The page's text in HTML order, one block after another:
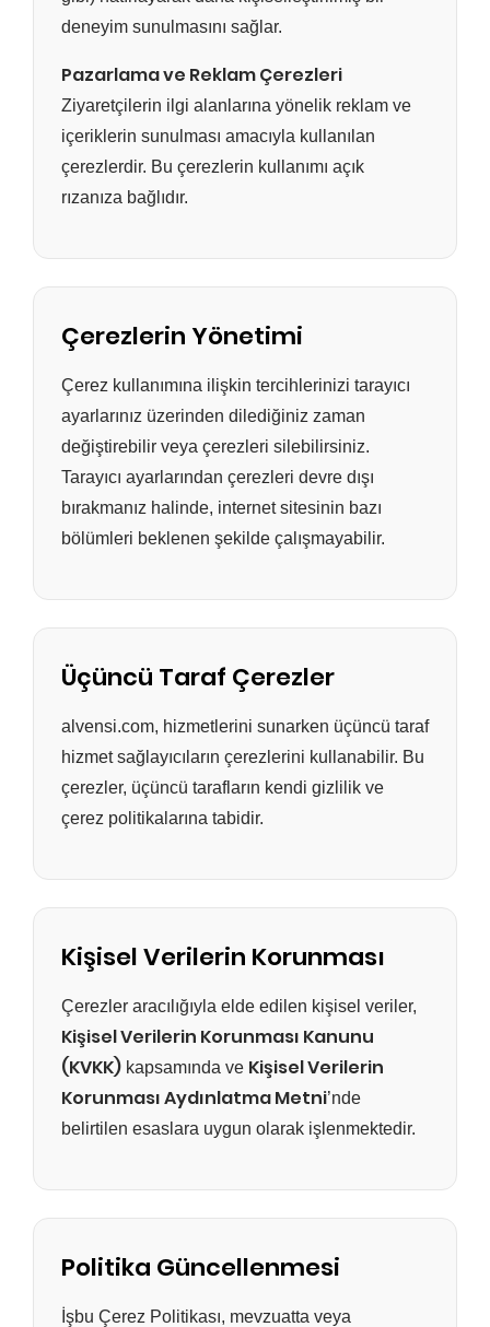
deneyim sunulmasını sağlar.
Pazarlama ve Reklam Çerezleri
Ziyaretçilerin ilgi alanlarına yönelik reklam ve
içeriklerin sunulması amacıyla kullanılan
çerezlerdir. Bu çerezlerin kullanımı açık
rızanıza bağlıdır.
Çerezlerin Yönetimi
Çerez kullanımına ilişkin tercihlerinizi tarayıcı
ayarlarınız üzerinden dilediğiniz zaman
değiştirebilir veya çerezleri silebilirsiniz.
Tarayıcı ayarlarından çerezleri devre dışı
bırakmanız halinde, internet sitesinin bazı
bölümleri beklenen şekilde çalışmayabilir.
Üçüncü Taraf Çerezler
alvensi.com, hizmetlerini sunarken üçüncü taraf
hizmet sağlayıcıların çerezlerini kullanabilir. Bu
çerezler, üçüncü tarafların kendi gizlilik ve
çerez politikalarına tabidir.
Kişisel Verilerin Korunması
Çerezler aracılığıyla elde edilen kişisel veriler,
Kişisel Verilerin Korunması Kanunu
(KVKK) kapsamında ve Kişisel Verilerin
Korunması Aydınlatma Metni’nde
belirtilen esaslara uygun olarak işlenmektedir.
Politika Güncellenmesi
İşbu Çerez Politikası, mevzuatta veya